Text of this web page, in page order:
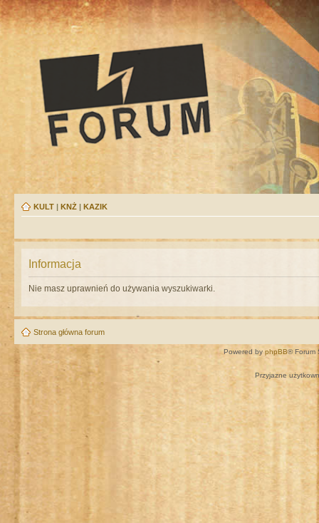
KULT | KNŻ | KAZIK
Informacja
Nie masz uprawnień do używania wyszukiwarki.
Strona główna forum
Powered by phpBB® Forum
Przyjazne